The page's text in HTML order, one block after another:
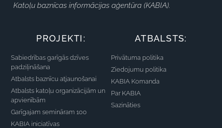
Katoļu baznīcas informācijas aģentūra (KABIA).
PROJEKTI:
Sabiedrības garīgās dzīves
padziļināšana
Atbalsts baznīcu atjaunošanai
Atbalsts katoļu organizācijām un
apvienībām
Garīgajam semināram 100
KABIA iniciatīvas
ATBALSTS:
Privātuma politika
Ziedojumu politika
KABIA Komanda
Par KABIA
Sazināties